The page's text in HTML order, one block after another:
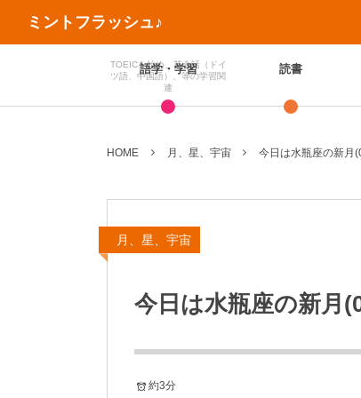
ミントフラッシュ♪
語学・学習
TOEICを始め、英会話（ドイ
ツ語、中国語）、等の学習関
連
読書
HOME 月、星、宇宙 今日は水瓶座の新月
月、星、宇宙
今日は水瓶座の新月
約3分